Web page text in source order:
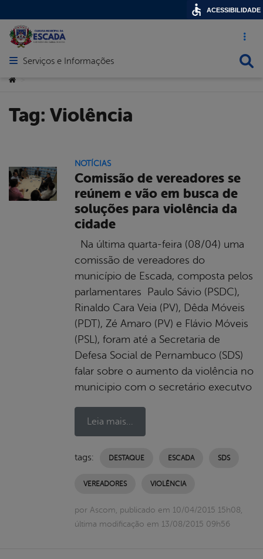
Acesso
Abrir menu principal de navegação
Serviços e Informações
Você está aqui:
Tag: Violência
NOTÍCIAS
Comissão de vereadores se
reúnem e vão em busca de
soluções para violência da
cidade
Na última quarta-feira (08/04) uma
comissão de vereadores do
município de Escada, composta pelos
parlamentares Paulo Sávio (PSDC),
Rinaldo Cara Veia (PV), Dêda Móveis
(PDT), Zé Amaro (PV) e Flávio Móveis
(PSL), foram até a Secretaria de
Defesa Social de Pernambuco (SDS)
falar sobre o aumento da violência no
municipio com o secretário executvo
Leia mais...
tags: DESTAQUE ESCADA SDS
VEREADORES VIOLÊNCIA
por Ascom, publicado em 10/04/2015 15h08,
última modificação em 13/08/2015 09h56
ACESSIBILIDADE